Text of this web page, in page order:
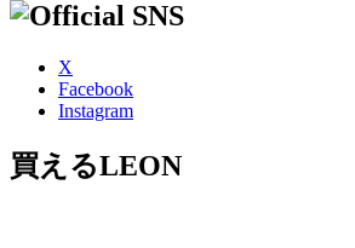
X
Facebook
Instagram
買えるLEON